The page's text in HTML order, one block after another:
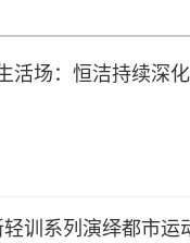
活场：恒洁持续深
训系列演绎都市运